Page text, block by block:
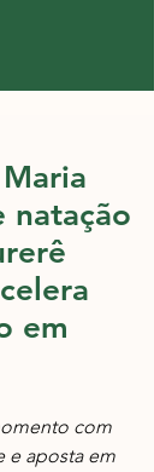
natação
em
com
e aposta em